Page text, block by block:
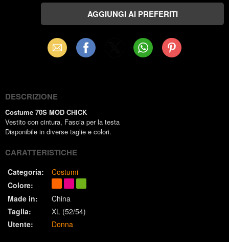
Email Facebook WhatsAppPinterest
DESCRIZIONE
Costume 70S MOD CHICK
Vestito con cintura, Fascia per la testa
Disponibile in diverse taglie e colori.
CARATTERISTICHE
Categoria:
Costumi
Colore:
Made in:
China
Taglia:
XL (52/54)
Utente:
Donna